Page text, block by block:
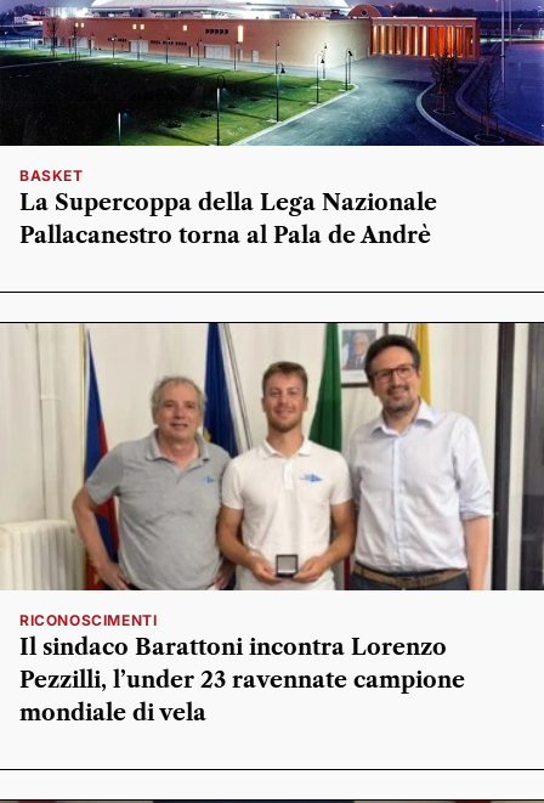
BASKET
La Supercoppa della Lega Nazionale
Pallacanestro torna al Pala de Andrè
RICONOSCIMENTI
Il sindaco Barattoni incontra Lorenzo
Pezzilli, l’under 23 ravennate campione
mondiale di vela